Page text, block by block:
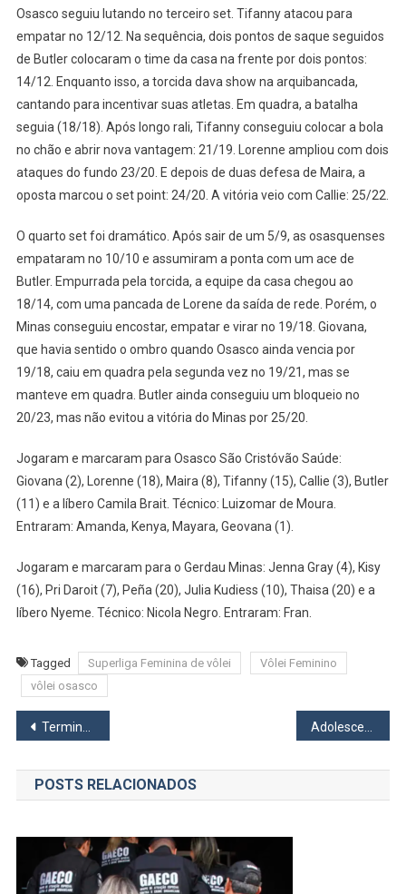
Osasco seguiu lutando no terceiro set. Tifanny atacou para
empatar no 12/12. Na sequência, dois pontos de saque seguidos
de Butler colocaram o time da casa na frente por dois pontos:
14/12. Enquanto isso, a torcida dava show na arquibancada,
cantando para incentivar suas atletas. Em quadra, a batalha
seguia (18/18). Após longo rali, Tifanny conseguiu colocar a bola
no chão e abrir nova vantagem: 21/19. Lorenne ampliou com dois
ataques do fundo 23/20. E depois de duas defesa de Maira, a
oposta marcou o set point: 24/20. A vitória veio com Callie: 25/22.
O quarto set foi dramático. Após sair de um 5/9, as osasquenses
empataram no 10/10 e assumiram a ponta com um ace de
Butler. Empurrada pela torcida, a equipe da casa chegou ao
18/14, com uma pancada de Lorene da saída de rede. Porém, o
Minas conseguiu encostar, empatar e virar no 19/18. Giovana,
que havia sentido o ombro quando Osasco ainda vencia por
19/18, caiu em quadra pela segunda vez no 19/21, mas se
manteve em quadra. Butler ainda conseguiu um bloqueio no
20/23, mas não evitou a vitória do Minas por 25/20.
Jogaram e marcaram para Osasco São Cristóvão Saúde:
Giovana (2), Lorenne (18), Maira (8), Tifanny (15), Callie (3), Butler
(11) e a líbero Camila Brait. Técnico: Luizomar de Moura.
Entraram: Amanda, Kenya, Mayara, Geovana (1).
Jogaram e marcaram para o Gerdau Minas: Jenna Gray (4), Kisy
(16), Pri Daroit (7), Peña (20), Julia Kudiess (10), Thaisa (20) e a
líbero Nyeme. Técnico: Nicola Negro. Entraram: Fran.
Tagged Superliga Feminina de vôlei
Vôlei Feminino
vôlei osasco
Navegação
de
Post
Terminais da EMTU de Osasco e Carapicuíba terão ações de conscientização sobre o autismo
POSTS RELACIONADOS